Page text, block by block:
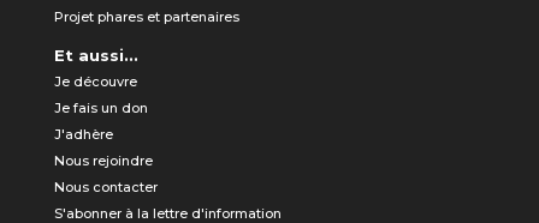
Projet phares et partenaires
Et aussi...
Je découvre
Je fais un don
J'adhère
Nous rejoindre
Nous contacter
S'abonner à la lettre d'information